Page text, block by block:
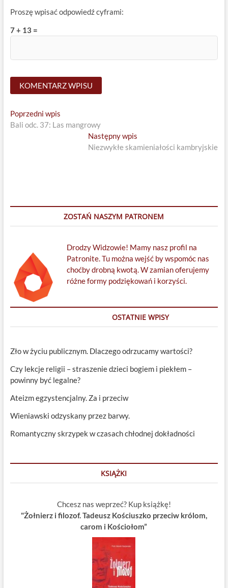
Proszę wpisać odpowiedź cyframi:
7 + 13 =
Nawigacja
wpisu
Poprzedni wpisPrevious
post:
Bali odc. 37: Las mangrowy
Następny wpis
post:
Niezwykłe skamieniałości kambryjskie
ZOSTAŃ NASZYM PATRONEM
Drodzy Widzowie! Mamy nasz profil na
Patronite. Tu można wejść by wspomóc nas
choćby drobną kwotą. W zamian oferujemy
różne formy podziękowań i korzyści.
OSTATNIE WPISY
Zło w życiu publicznym. Dlaczego odrzucamy wartości?
Czy lekcje religii – straszenie dzieci bogiem i piekłem –
powinny być legalne?
Ateizm egzystencjalny. Za i przeciw
Wieniawski odzyskany przez barwy.
Romantyczny skrzypek w czasach chłodnej dokładności
KSIĄŻKI
Chcesz nas weprzeć? Kup książkę!
"Żołnierz i filozof. Tadeusz Kościuszko przeciw królom,
carom i Kościołom”